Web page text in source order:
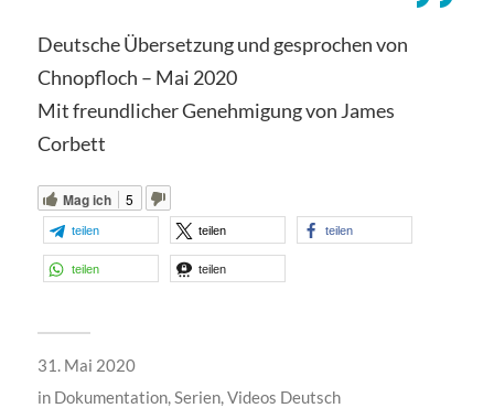
Deutsche Übersetzung und gesprochen von
Chnopfloch – Mai 2020
Mit freundlicher Genehmigung von James
Corbett
Mag ich 5
teilen teilen teilen
teilen teilen
31. Mai 2020
in Dokumentation,Serien,Videos Deutsch